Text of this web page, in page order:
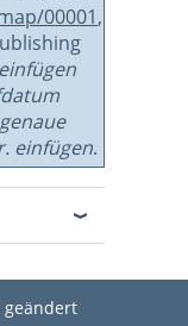
00001,
einfügen.
geändert